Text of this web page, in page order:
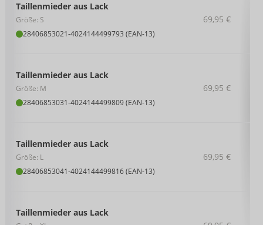
Taillenmieder aus Lack
Größe: S
28406853021-4024144499793 (EAN-13)
69,95 €
Taillenmieder aus Lack
Größe: M
28406853031-4024144499809 (EAN-13)
69,95 €
Taillenmieder aus Lack
Größe: L
28406853041-4024144499816 (EAN-13)
69,95 €
Taillenmieder aus Lack